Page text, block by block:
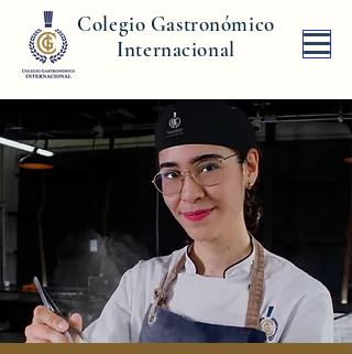
Colegio Gastronómico
Internacional